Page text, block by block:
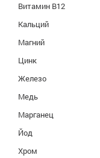
Витамин В12
Кальций
Магний
Цинк
Железо
Медь
Марганец
Йод
Хром